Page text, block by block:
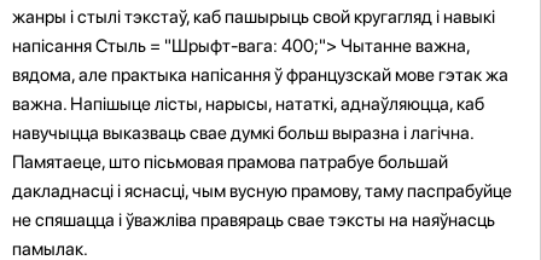
жанры і стылі тэкстаў, каб пашырыць свой кругагляд і навыкі
напісання Стыль = "Шрыфт-вага: 400;"> Чытанне важна,
вядома, але практыка напісання ў французскай мове гэтак жа
важна. Напішыце лісты, нарысы, нататкі, аднаўляюцца, каб
навучыцца выказваць свае думкі больш выразна і лагічна.
Памятаеце, што пісьмовая прамова патрабуе большай
дакладнасці і яснасці, чым вусную прамову, таму паспрабуйце
не спяшацца і ўважліва правяраць свае тэксты на наяўнасць
памылак.